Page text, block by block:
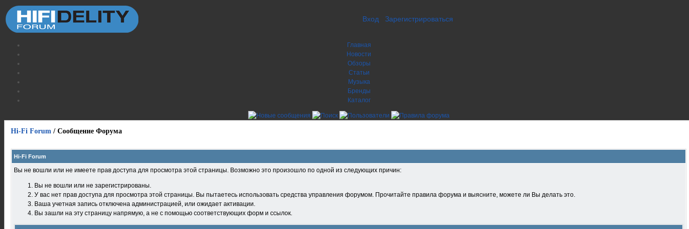
Вход Зарегистрироваться
Главная
Новости
Обзоры
Статьи
Музыка
Бренды
Каталог
Hi-Fi Forum / Сообщение Форума
Hi-Fi Forum
Вы не вошли или не имеете прав доступа для просмотра этой страницы. Возможно это произошло по одной из следующих причин:
Вы не вошли или не зарегистрированы.
У вас нет прав доступа для просмотра этой страницы. Вы пытаетесь использовать средства управления форумом. Прочитайте правила форума и выясните, можете ли Вы делать это.
Ваша учетная запись отключена администрацией, или ожидает активации.
Вы зашли на эту страницу напрямую, а не с помощью соответствующих форм и ссылок.